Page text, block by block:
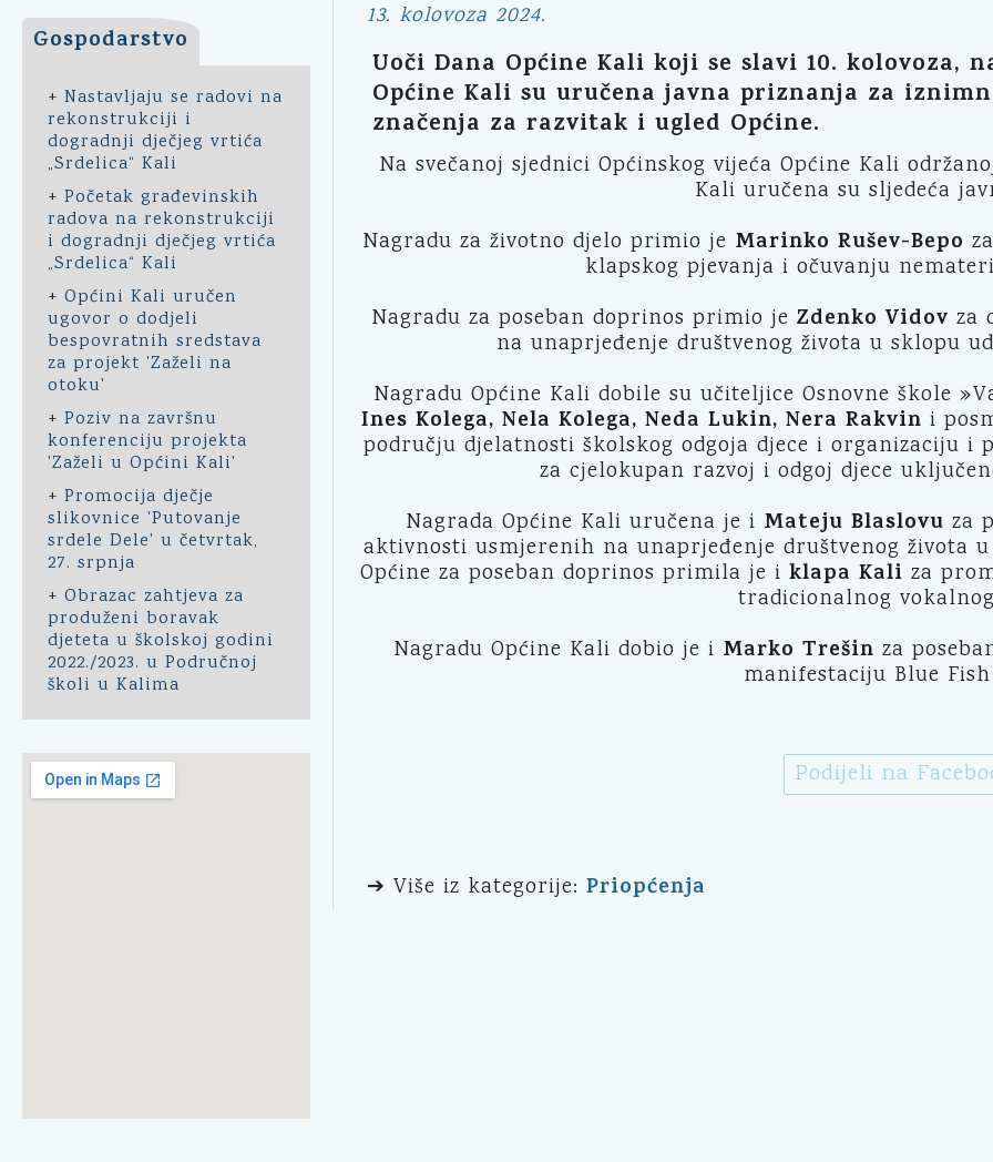
Gospodarstvo
+ Nastavljaju se radovi na
rekonstrukciji i
dogradnji dječjeg vrtića
„Srdelica“ Kali
+ Početak građevinskih
radova na rekonstrukciji
i dogradnji dječjeg vrtića
„Srdelica“ Kali
+ Općini Kali uručen
ugovor o dodjeli
bespovratnih sredstava
za projekt 'Zaželi na
otoku'
+ Poziv na završnu
konferenciju projekta
'Zaželi u Općini Kali'
+ Promocija dječje
slikovnice 'Putovanje
srdele Dele' u četvrtak,
27. srpnja
+ Obrazac zahtjeva za
produženi boravak
djeteta u školskoj godini
2022./2023. u Područnoj
školi u Kalima
13. kolovoza 2024.
Uoči Dana Općine Kali koji se slavi 10. kolovoza,
Općine Kali su uručena javna priznanja za
značenja za razvitak i ugled Općine.
Na svečanoj sjednici Općinskog vijeća Općine Kali
Kali uručena su sljedeća
Nagradu za životno djelo primio je Marinko Rušev-Bepo
klapskog pjevanja i očuvanju
Nagradu za poseban doprinos primio je Zdenko Vidov za
na unaprjeđenje društvenog života u sklopu
Nagradu Općine Kali dobile su učiteljice Osnovne škole
Ines Kolega, Nela Kolega, Neda Lukin, Nera Rakvin i
području djelatnosti školskog odgoja djece i organizaciju i
za cjelokupan razvoj i odgoj djece
Nagrada Općine Kali uručena je i Mateju Blaslovu za
aktivnosti usmjerenih na unaprjeđenje društvenog života
Općine za poseban doprinos primila je i klapa Kali za
tradicionalnog
Nagradu Općine Kali dobio je i Marko Trešin za
manifestaciju Blue
Podijeli na
➔ Više iz kategorije: Priopćenja